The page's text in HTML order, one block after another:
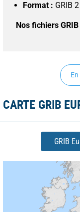
Format : GRIB 2
Nos fichiers
CARTE GRIB
GRIB